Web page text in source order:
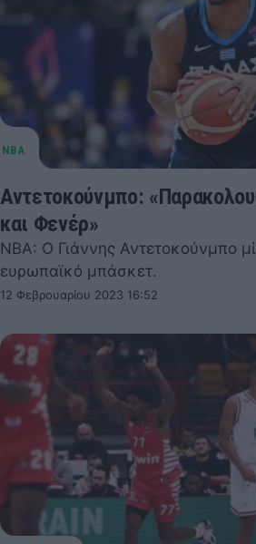
Αντετοκούνμπο:
και Φενέρ»
NBA: Ο Γιάννης Αντετοκούνμπο
ευρωπαϊκό μπάσκετ.
12 Φεβρουαρίου 2023 16:52